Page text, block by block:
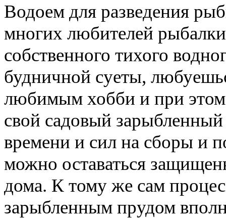
Водоем для разведения
многих любителей
собственного тихого
будничной суеты,
любимым хобби и при
свой садовый
времени и сил на сборы и
можно оставаться
дома. К тому же сам
зарыбленным прудом